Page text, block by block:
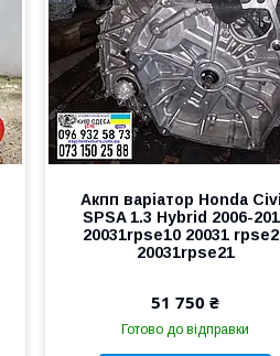
Акпп варіатор Honda
SPSA 1.3 Hybrid 2006-
20031rpse10 20031
20031rpse21
51 750 ₴
Готово до відправки